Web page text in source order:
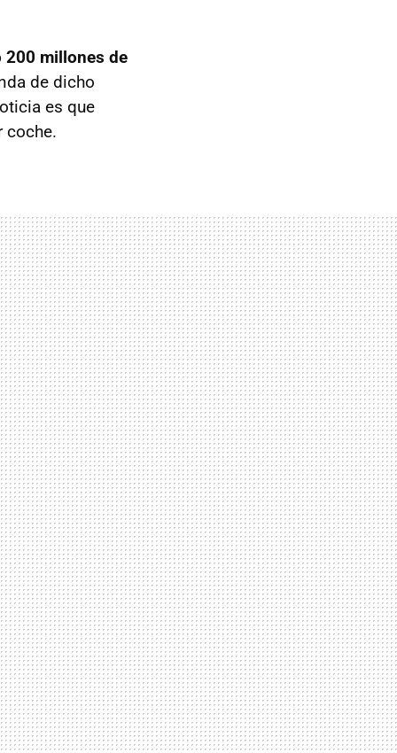
200 millones de
de dicho
es que
coche.